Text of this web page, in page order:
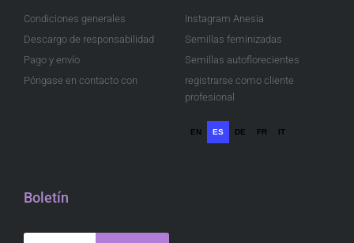
Condiciones generales
Descargo de responsabilidad
Pago y envío
Póngase en contacto con
Instagram Anesia
Semillas feminizadas
Semillas autoflorecientes
registrarse como cliente
profesional
EN ES DE FR IT
Boletín